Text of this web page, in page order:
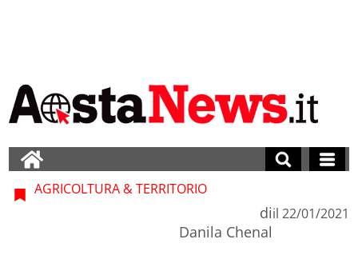
AGRICOLTURA & TERRITORIO
di
Danila Chenal
il 22/01/2021